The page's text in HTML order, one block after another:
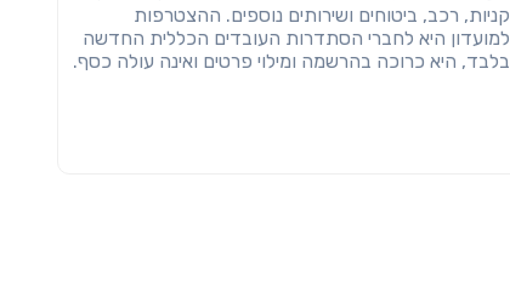
קניות, רכב, ביטוחים ושירותים נוספים. ההצטרפות
למועדון היא לחברי הסתדרות העובדים הכללית החדשה
בלבד, היא כרוכה בהרשמה ומילוי פרטים ואינה עולה כסף.